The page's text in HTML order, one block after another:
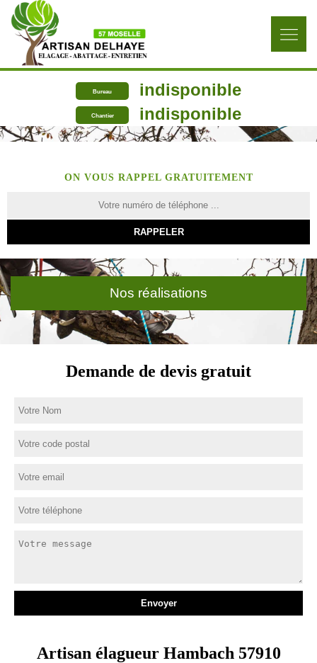
Bureau indisponible
Chantier indisponible
ON VOUS RAPPEL GRATUITEMENT
Nos réalisations
Demande de devis gratuit
Artisan élagueur Hambach 57910